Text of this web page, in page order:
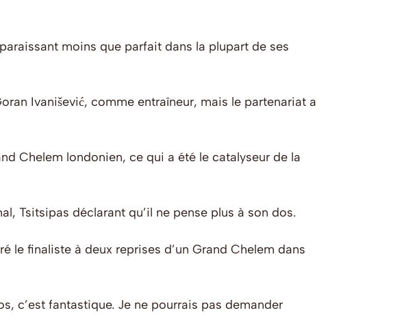
moins que parfait dans la plupart de ses
Ivanišević, comme entraîneur, mais le partenariat a
Chelem londonien, ce qui a été le catalyseur de la
Tsitsipas déclarant qu’il ne pense plus à son dos.
le finaliste à deux reprises d’un Grand Chelem dans
c’est fantastique. Je ne pourrais pas demander